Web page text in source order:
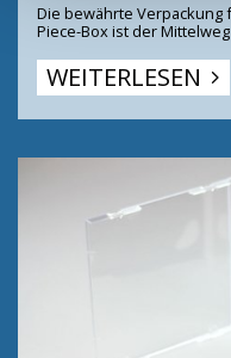
Die bewährte Verpackung
Piece-Box ist der
WEITERLESEN